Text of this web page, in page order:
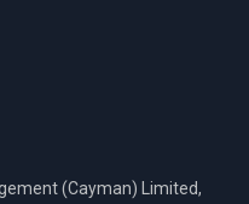
(Cayman) Limited,